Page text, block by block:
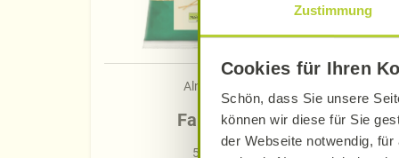
Zustimmung
Cookies für Ihren
Schön, dass Sie unsere
können wir diese für Sie
der Webseite notwendig,
Alnatura
Farfalle
500 g